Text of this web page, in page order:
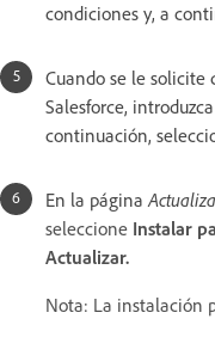
condiciones y, a
Cuando se le solicite
Salesforce,
continuación,
En la página
seleccione Instalar
Actualizar.
Nota: La instalación